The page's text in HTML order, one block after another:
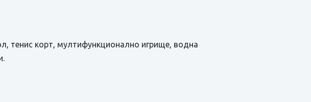
тенис корт, мултифункционално игрище, водна